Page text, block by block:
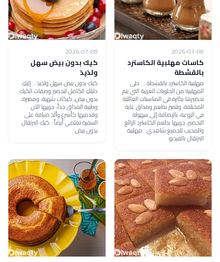
2026-07-08
كاسات مهلبية الكاسترد
بالقشطة
مهلبية الكاسترد بالقشطة ... حلى
المهلبية من الحلويات العربية التي يتم
تحضيرها بكثرة في المناسبات العائلية
المختلفة، وتتميز بطعم ومذاق غاية
في الروعة، بالإضافة إلى سهولة
التحضير، جربيها بطعم الكاسترد الرائع
والمحبب للجميع شاهدي: مهلبية
البرتقال بالفيديو
2026-07-08
كيك بدون بيض سهل
ولذيذ
كيك بدون بيض سهل ولذيذ .. إليكِ
دليلكِ الكامل لتحضير وصفات الكيك
بدون بيض، كيكات شهية، ومميزة،
وطيبة المذاق جداً، جربيها الآن
وقدميها كأسرع وألذ ضيافة على
السفرة تعلمي أيضاً: كيك البرتقال
بدون بيض